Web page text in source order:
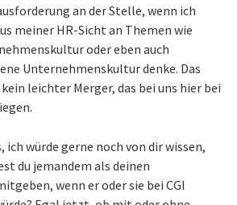
an der Stelle, wenn ich
meiner HR-Sicht an Themen wie
oder eben auch
Unternehmenskultur denke. Das
leichter Merger, das bei uns hier bei
ich würde gerne noch von dir wissen,
du jemandem als deinen
wenn er oder sie bei CGI